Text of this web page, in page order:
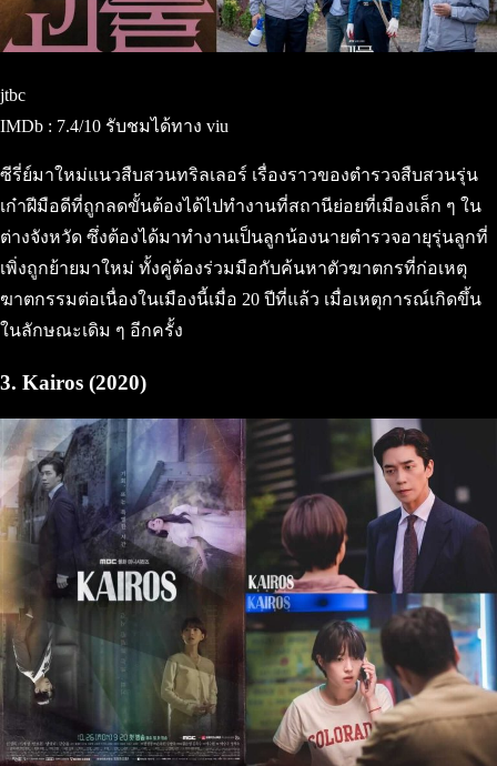
jtbc
IMDb : 7.4/10 รับชมได้ทาง viu
ซีรี่ย์มาใหม่แนวสืบสวนทริลเลอร์ เรื่องราวของตำรวจสืบสวนรุ่น
เก๋าฝีมือดีที่ถูกลดขั้นต้องได้ไปทำงานที่สถานีย่อยที่เมืองเล็ก ๆ ใน
ต่างจังหวัด ซึ่งต้องได้มาทำงานเป็นลูกน้องนายตำรวจอายุรุ่นลูกที่
เพิ่งถูกย้ายมาใหม่ ทั้งคู่ต้องร่วมมือกับค้นหาตัวฆาตกรที่ก่อเหตุ
ฆาตกรรมต่อเนื่องในเมืองนี้เมื่อ 20 ปีที่แล้ว เมื่อเหตุการณ์เกิดขึ้น
ในลักษณะเดิม ๆ อีกครั้ง
3. Kairos (2020)